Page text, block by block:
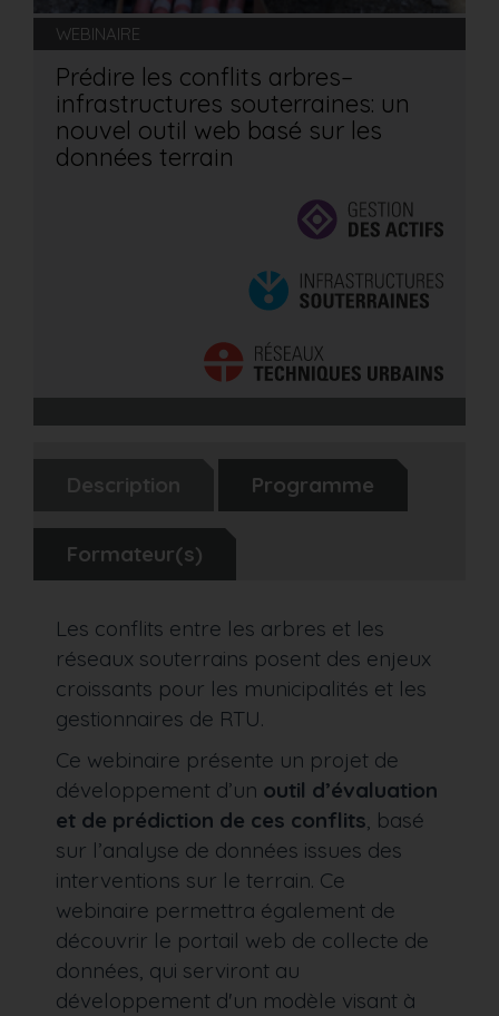
WEBINAIRE
Prédire les conflits arbres–
infrastructures souterraines: un
nouvel outil web basé sur les
données terrain
Description Programme
Formateur(s)
Les conflits entre les arbres et les
réseaux souterrains posent des enjeux
croissants pour les municipalités et les
gestionnaires de RTU.
Ce webinaire présente un projet de
développement d’un outil d’évaluation
et de prédiction de ces conflits, basé
sur l’analyse de données issues des
interventions sur le terrain. Ce
webinaire permettra également de
découvrir le portail web de collecte de
données, qui serviront au
développement d'un modèle visant à